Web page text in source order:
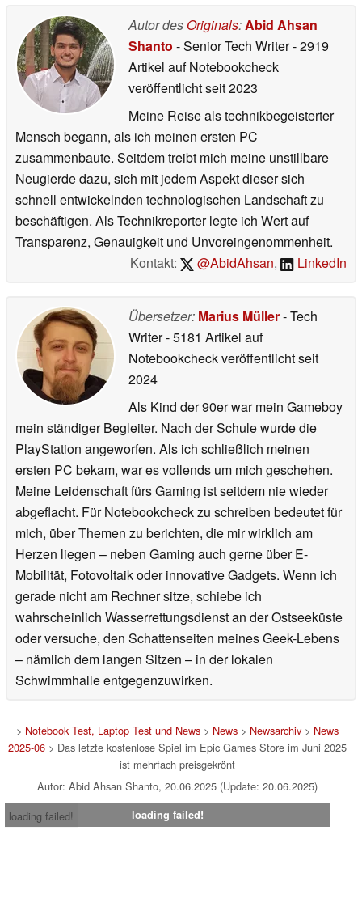
Autor des Originals:Abid Ahsan
Shanto - Senior Tech Writer- 2919
Artikel auf Notebookcheck
veröffentlichtseit 2023
Meine Reise als technikbegeisterter
Mensch begann, als ich meinen ersten PC
zusammenbaute. Seitdem treibt mich meine unstillbare
Neugierde dazu, sich mit jedem Aspekt dieser sich
schnell entwickelnden technologischen Landschaft zu
beschäftigen. Als Technikreporter legte ich Wert auf
Transparenz, Genauigkeit und Unvoreingenommenheit.
Kontakt:
@AbidAhsan, LinkedIn
Übersetzer: Marius Müller- Tech
Writer- 5181 Artikel auf
Notebookcheck veröffentlichtseit
2024
Als Kind der 90er war mein Gameboy
mein ständiger Begleiter. Nach der Schule wurde die
PlayStation angeworfen. Als ich schließlich meinen
ersten PC bekam, war es vollends um mich geschehen.
Meine Leidenschaft fürs Gaming ist seitdem nie wieder
abgeflacht. Für Notebookcheck zu schreiben bedeutet für
mich, über Themen zu berichten, die mir wirklich am
Herzen liegen – neben Gaming auch gerne über E-
Mobilität, Fotovoltaik oder innovative Gadgets. Wenn ich
gerade nicht am Rechner sitze, schiebe ich
wahrscheinlich Wasserrettungsdienst an der Ostseeküste
oder versuche, den Schattenseiten meines Geek-Lebens
– nämlich dem langen Sitzen – in der lokalen
Schwimmhalle entgegenzuwirken.
> Notebook Test, Laptop Test und News> News> Newsarchiv> News
2025-06> Das letzte kostenlose Spiel im Epic Games Store im Juni 2025
ist mehrfach preisgekrönt
Autor: Abid Ahsan Shanto, 20.06.2025 (Update: 20.06.2025)
loading failed!
loading failed!